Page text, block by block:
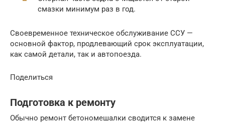
смазки минимум раз в год.
Своевременное техническое обслуживание ССУ —
основной фактор, продлевающий срок эксплуатации,
как самой детали, так и автопоезда.
Поделиться
Подготовка к ремонту
Обычно ремонт бетономешалки сводится к замене